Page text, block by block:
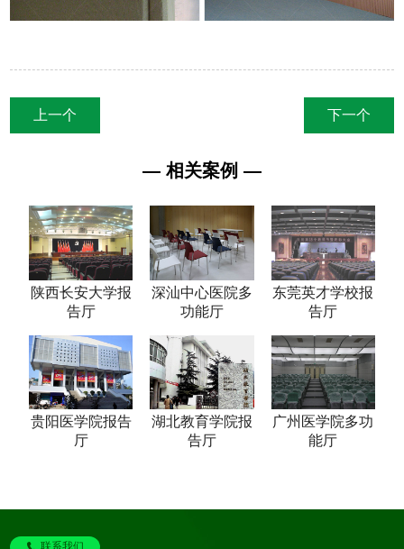
上一个 下一个
— 相关案例 —
陕西长安大学报
告厅
深汕中心医院多
功能厅
东莞英才学校报
告厅
贵阳医学院报告
厅
湖北教育学院报
告厅
广州医学院多功
能厅